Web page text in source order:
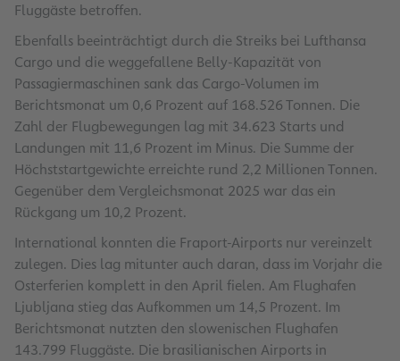
Fluggäste betroffen.
Ebenfalls beeinträchtigt durch die Streiks bei Lufthansa
Cargo und die weggefallene Belly-Kapazität von
Passagiermaschinen sank das Cargo-Volumen im
Berichtsmonat um 0,6 Prozent auf 168.526 Tonnen. Die
Zahl der Flugbewegungen lag mit 34.623 Starts und
Landungen mit 11,6 Prozent im Minus. Die Summe der
Höchststartgewichte erreichte rund 2,2 Millionen Tonnen.
Gegenüber dem Vergleichsmonat 2025 war das ein
Rückgang um 10,2 Prozent.
International konnten die Fraport-Airports nur vereinzelt
zulegen. Dies lag mitunter auch daran, dass im Vorjahr die
Osterferien komplett in den April fielen. Am Flughafen
Ljubljana stieg das Aufkommen um 14,5 Prozent. Im
Berichtsmonat nutzten den slowenischen Flughafen
143.799 Fluggäste. Die brasilianischen Airports in